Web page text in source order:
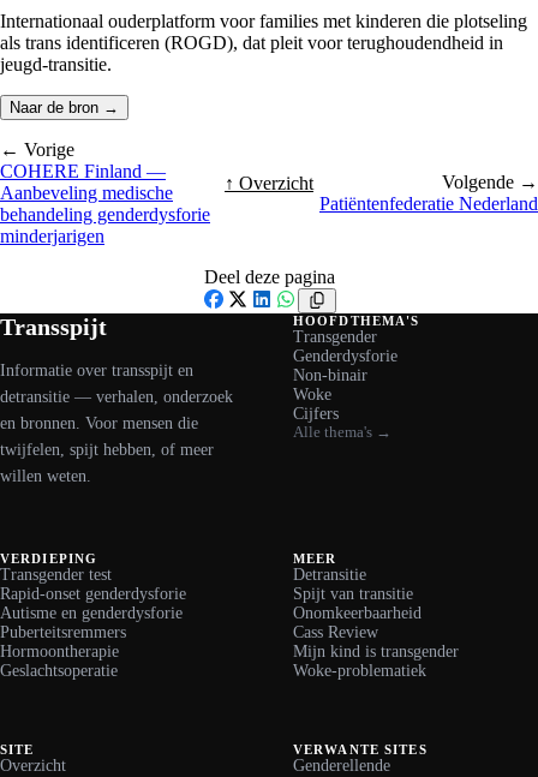
Internationaal ouderplatform voor families met kinderen die plotseling
als trans identificeren (ROGD), dat pleit voor terughoudendheid in
jeugd-transitie.
Naar de bron →
← Vorige
COHERE Finland —
Aanbeveling medische
behandeling genderdysforie
minderjarigen
↑ Overzicht
Volgende →
Patiëntenfederatie Nederland
Deel deze pagina
Facebook
X LinkedIn
WhatsApp
Transspijt
Informatie over transspijt en
detransitie — verhalen, onderzoek
en bronnen. Voor mensen die
twijfelen, spijt hebben, of meer
willen weten.
HOOFDTHEMA'S
Transgender
Genderdysforie
Non-binair
Woke
Cijfers
Alle thema's →
VERDIEPING
Transgender test
Rapid-onset genderdysforie
Autisme en genderdysforie
Puberteitsremmers
Hormoontherapie
Geslachtsoperatie
MEER
Detransitie
Spijt van transitie
Onomkeerbaarheid
Cass Review
Mijn kind is transgender
Woke-problematiek
SITE
Overzicht
VERWANTE SITES
Genderellende